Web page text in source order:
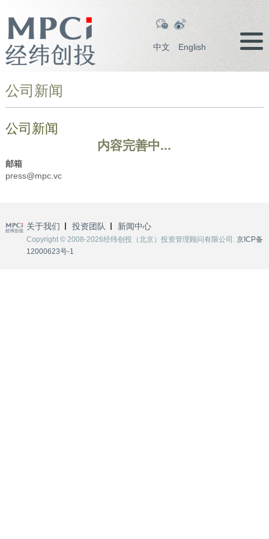
中文 English
公司新闻
公司新闻
内容完善中...
邮箱
press@mpc.vc
关于我们 投资团队 新闻中心
Copyright © 2008-2026经纬创投（北京）投资管理顾问有限公司. 京ICP备
12000623号-1